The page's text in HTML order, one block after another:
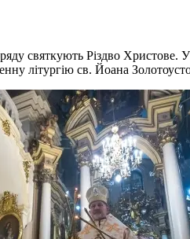
святкують Різдво
літургію св. Йоана